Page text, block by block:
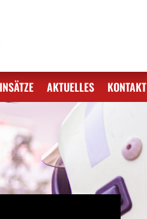
AKTUELLES KONTAKT